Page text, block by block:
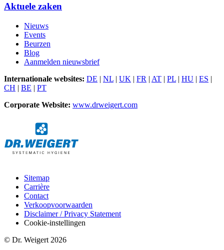
Aktuele zaken
Nieuws
Events
Beurzen
Blog
Aanmelden nieuwsbrief
Internationale websites: DE | NL | UK | FR | AT | PL | HU | ES |
CH | BE | PT
Corporate Website: www.drweigert.com
Sitemap
Carrière
Contact
Verkoopvoorwaarden
Disclaimer / Privacy Statement
Cookie-instellingen
© Dr. Weigert 2026